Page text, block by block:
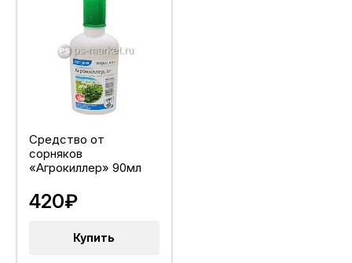
Средство от
сорняков
«Агрокиллер» 90мл
420₽
Купить